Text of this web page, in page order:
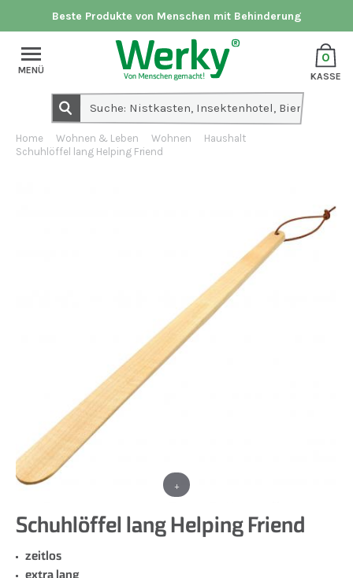
Beste Produkte von Menschen mit Behinderung
0
KASSE
MENÜ
Home Wohnen & Leben Wohnen
Haushalt
Schuhlöffel lang Helping Friend
+
Schuhlöffel lang Helping Friend
zeitlos
extra lang